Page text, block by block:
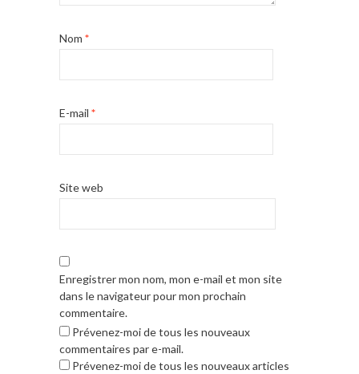
Nom *
E-mail *
Site web
Enregistrer mon nom, mon e-mail et mon site
dans le navigateur pour mon prochain
commentaire.
Prévenez-moi de tous les nouveaux
commentaires par e-mail.
Prévenez-moi de tous les nouveaux articles